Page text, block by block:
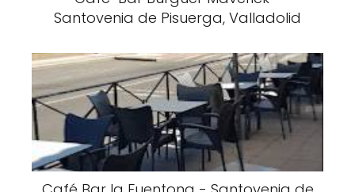
Santovenia de Pisuerga, Valladolid